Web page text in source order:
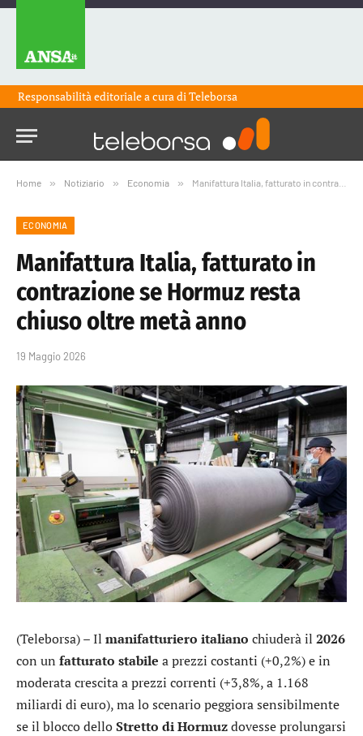
Responsabilità editoriale a cura diTeleborsa
Home » Notiziario » Economia » Manifattura Italia, fatturato in contrazione se Hormuz resta chiuso oltre metà anno
ECONOMIA
Manifattura Italia, fatturato in
contrazione se Hormuz resta
chiuso oltre metà anno
19 Maggio 2026
(Teleborsa) – Il manifatturiero italiano chiuderà il 2026
con un fatturato stabile a prezzi costanti (+0,2%) e in
moderata crescita a prezzi correnti (+3,8%, a 1.168
miliardi di euro), ma lo scenario peggiora sensibilmente
se il blocco delloStretto di Hormuzdovesse prolungarsi